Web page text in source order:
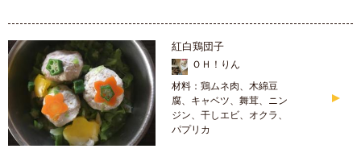
紅白鶏団子
ＯＨ！りん
材料：鶏ムネ肉、木綿豆
腐、キャベツ、舞茸、ニン
ジン、干しエビ、オクラ、
パプリカ